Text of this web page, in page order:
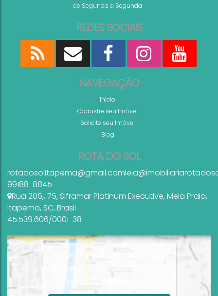
de Segunda a Segunda
REDES SOCIAIS
NAVEGAÇÃO
Início
Cadastre seu Imóvel
Solicite seu Imóvel
Blog
ROTA DO SOL
rotadosolitapema@gmail.com
99188-8845
Rua 205,, 75, Siframar Platinum Executive, Meia Praia,
Itapema, SC, Brasil
45.539.606/0001-38
Av Nereu Ramos, 4077, Sala
09, Meia Praia, Itapema, SC,
Santa Catarina, Brasil